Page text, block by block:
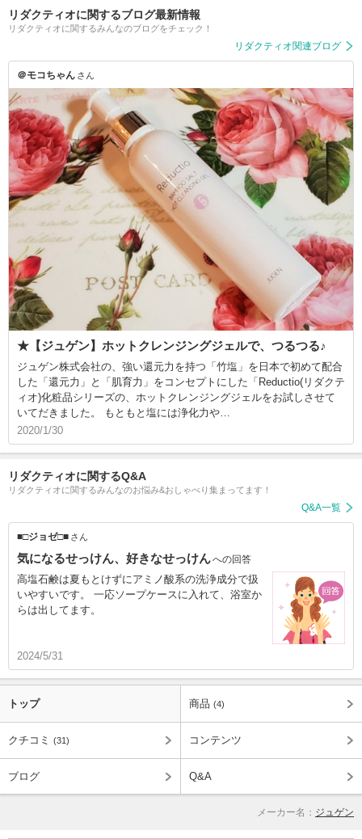
リダクティオに関するブログ最新情報
リダクティオに関するみんなのブログをチェック！
リダクティオ関連ブログ
＠モコちゃん さん
★【ジュゲン】ホットクレンジングジェルで、つるつる♪
ジュゲン株式会社の、強い還元力を持つ「竹塩」を日本で初めて配合
した「還元力」と「肌育力」をコンセプトにした「Reductio(リダクテ
ィオ)化粧品シリーズの、ホットクレンジングジェルをお試しさせて
いてだきました。 もともと塩には浄化力や…
2020/1/30
リダクティオに関するQ&A
リダクティオに関するみんなのお悩み&おしゃべり集まってます！
Q&A一覧
■□ジョゼ□■ さん
気になるせっけん、好きなせっけんへの回答
高塩石鹸は夏もとけずにアミノ酸系の洗浄成分で扱
いやすいです。 一応ソープケースに入れて、浴室か
らは出してます。
2024/5/31
トップ 商品 (4)
クチコミ (31) コンテンツ
ブログ Q&A
メーカー名： ジュゲン